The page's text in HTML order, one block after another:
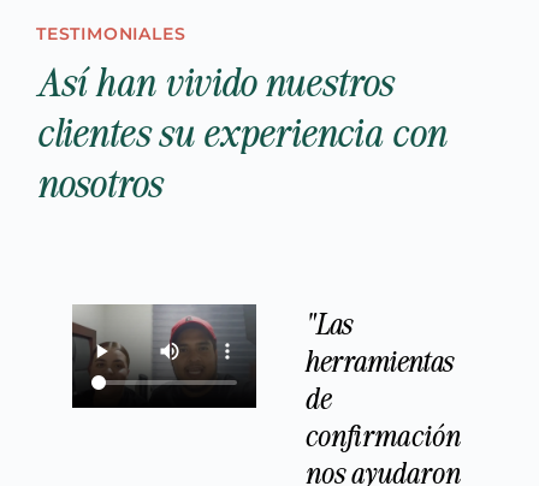
TESTIMONIALES
Así han vivido nuestros
clientes su experiencia con
nosotros
"Las
herramientas
de
confirmación
nos ayudaron